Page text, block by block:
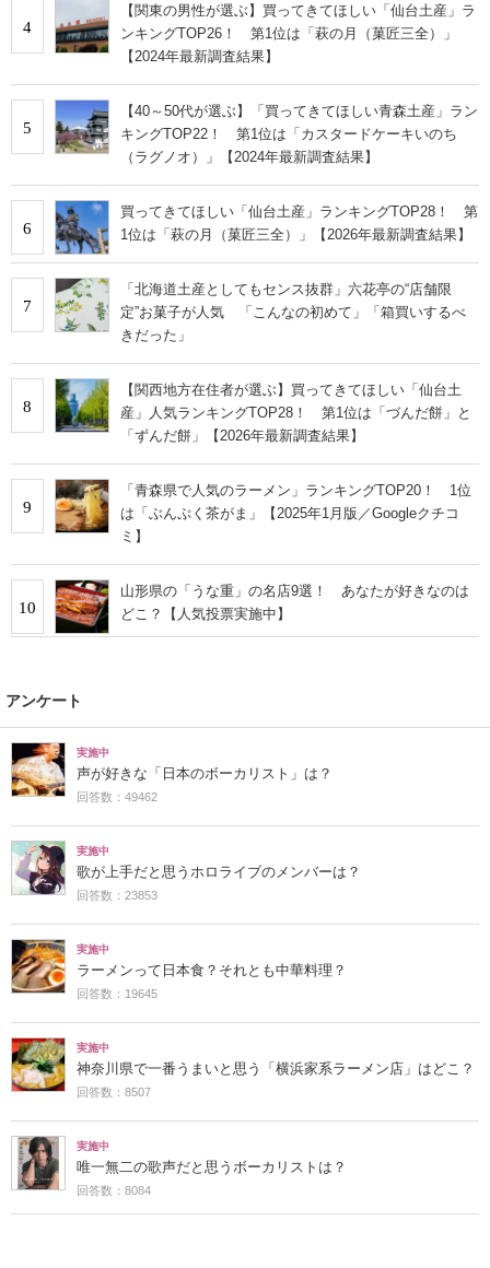
4
【関東の男性が選ぶ】買ってきてほしい「仙台土産」ラ
ンキングTOP26！ 第1位は「萩の月（菓匠三全）」
【2024年最新調査結果】
5
【40～50代が選ぶ】「買ってきてほしい青森土産」ラン
キングTOP22！ 第1位は「カスタードケーキいのち
（ラグノオ）」【2024年最新調査結果】
6
買ってきてほしい「仙台土産」ランキングTOP28！ 第
1位は「萩の月（菓匠三全）」【2026年最新調査結果】
7
「北海道土産としてもセンス抜群」六花亭の“店舗限
定”お菓子が人気 「こんなの初めて」「箱買いするべ
きだった」
8
【関西地方在住者が選ぶ】買ってきてほしい「仙台土
産」人気ランキングTOP28！ 第1位は「づんだ餅」と
「ずんだ餅」【2026年最新調査結果】
9
「青森県で人気のラーメン」ランキングTOP20！ 1位
は「ぶんぷく茶がま」【2025年1月版／Googleクチコ
ミ】
10
山形県の「うな重」の名店9選！ あなたが好きなのは
どこ？【人気投票実施中】
アンケート
実施中
声が好きな「日本のボーカリスト」は？
回答数：49462
実施中
歌が上手だと思うホロライブのメンバーは？
回答数：23853
実施中
ラーメンって日本食？それとも中華料理？
回答数：19645
実施中
神奈川県で一番うまいと思う「横浜家系ラーメン店」はどこ？
回答数：8507
実施中
唯一無二の歌声だと思うボーカリストは？
回答数：8084